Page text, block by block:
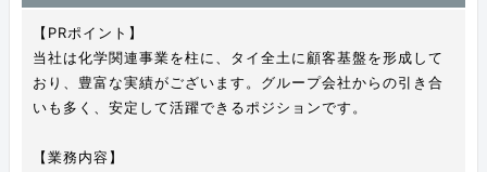
【PRポイント】
当社は化学関連事業を柱に、タイ全土に顧客基盤を形成して
おり、豊富な実績がございます。グループ会社からの引き合
いも多く、安定して活躍できるポジションです。
【業務内容】